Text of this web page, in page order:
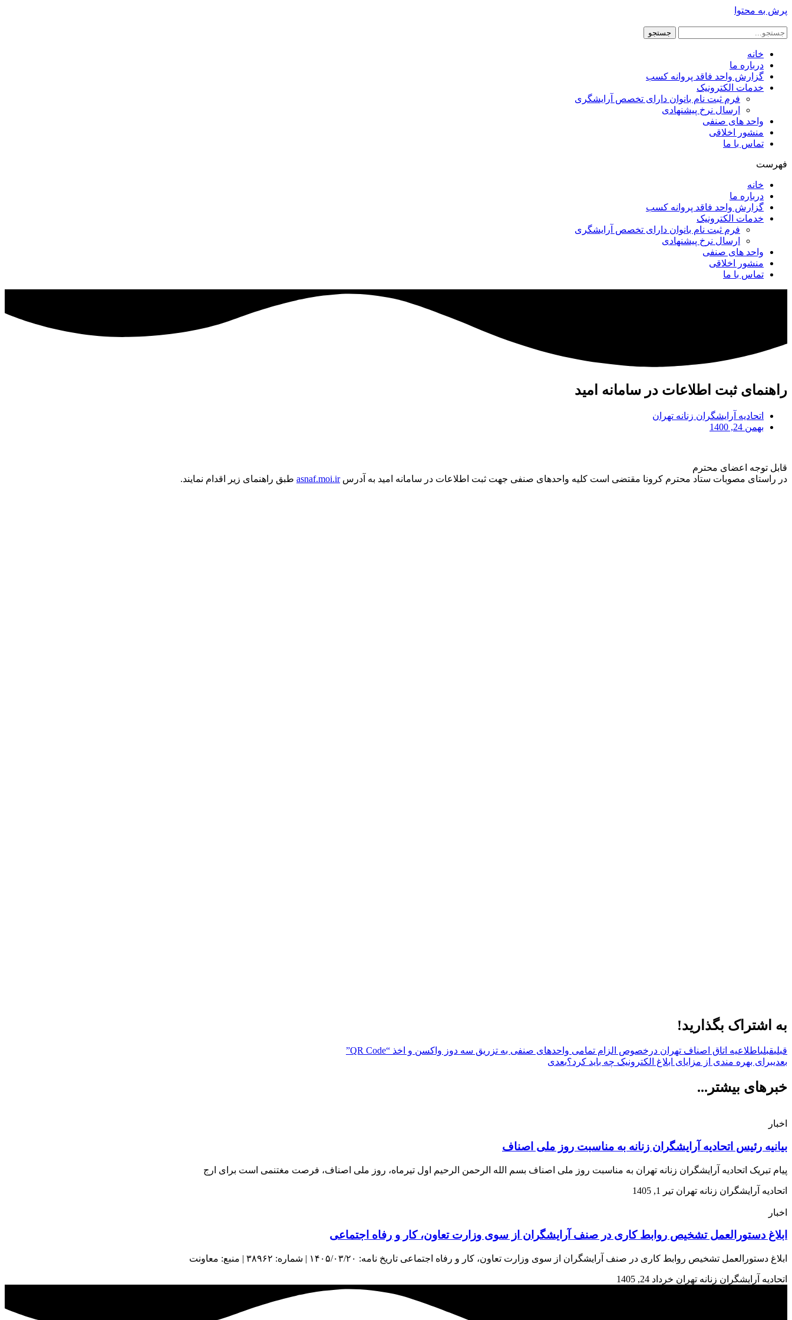
پرش به محتوا
جستجو
خانه
درباره ما
گزارش واحد فاقد پروانه کسب
خدمات الکترونیک
فرم ثبت نام بانوان دارای تخصص آرایشگری
ارسال نرخ پیشنهادی
واحد های صنفی
منشور اخلاقی
تماس با ما
فهرست
خانه
درباره ما
گزارش واحد فاقد پروانه کسب
خدمات الکترونیک
فرم ثبت نام بانوان دارای تخصص آرایشگری
ارسال نرخ پیشنهادی
واحد های صنفی
منشور اخلاقی
تماس با ما
راهنمای ثبت اطلاعات در سامانه امید
اتحادیه آرایشگران زنانه تهران
بهمن 24, 1400
قابل توجه اعضای محترم
در راستای مصوبات ستاد محترم کرونا مقتضی است کلیه واحدهای صنفی جهت ثبت اطلاعات در سامانه امید به آدرسasnaf.moi.ir طبق راهنمای زیر اقدام نمایند.
به اشتراک بگذارید!
قبلیقبلیاطلاعیه اتاق اصناف تهران درخصوص الزام تمامی واحدهای صنفی به تزریق سه دوز واکسن و اخذ “QR Code”
بعدیبرای بهره مندی از مزایای ابلاغ الکترونیک چه باید کرد؟بعدی
خبرهای بیشتر...
اخبار
بیانیه رئیس اتحادیه آرایشگران زنانه به مناسبت روز ملی اصناف
پیام تبریک اتحادیه آرایشگران زنانه تهران به مناسبت روز ملی اصناف بسم الله الرحمن الرحیم اول تیرماه، روز ملی اصناف، فرصت مغتنمی است برای ارج
اتحادیه آرایشگران زنانه تهران تیر 1, 1405
اخبار
ابلاغ دستورالعمل تشخیص روابط کاری در صنف آرایشگران از سوی وزارت تعاون، کار و رفاه اجتماعی
ابلاغ دستورالعمل تشخیص روابط کاری در صنف آرایشگران از سوی وزارت تعاون، کار و رفاه اجتماعی تاریخ نامه: ۱۴۰۵/۰۳/۲۰ | شماره: ۳۸۹۶۲ | منبع: معاونت
اتحادیه آرایشگران زنانه تهران خرداد 24, 1405